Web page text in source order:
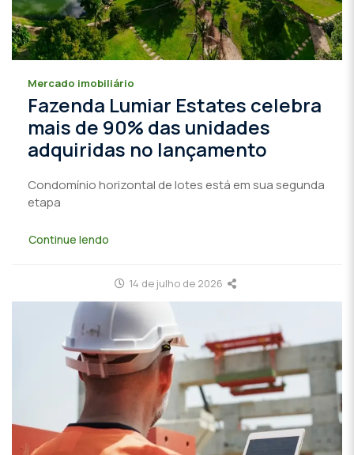
Mercado imobiliário
Fazenda Lumiar Estates celebra
mais de 90% das unidades
adquiridas no lançamento
Condomínio horizontal de lotes está em sua segunda
etapa
Continue lendo
14 de julho de 2026